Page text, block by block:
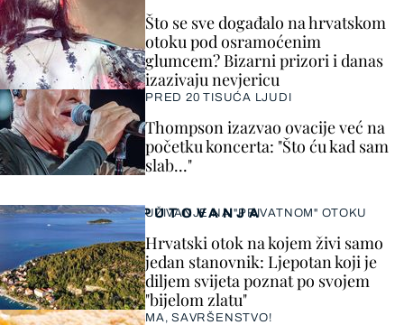
Što se sve događalo na hrvatskom
otoku pod osramoćenim
glumcem? Bizarni prizori i danas
izazivaju nevjericu
PRED 20 TISUĆA LJUDI
Thompson izazvao ovacije već na
početku koncerta: "Što ću kad sam
slab..."
PUTOVANJA
UŽIVANJE NA "PRIVATNOM" OTOKU
Hrvatski otok na kojem živi samo
jedan stanovnik: Ljepotan koji je
diljem svijeta poznat po svojem
"bijelom zlatu"
MA, SAVRŠENSTVO!